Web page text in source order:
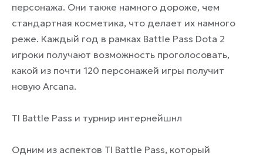
персонажа. Они также намного дороже, чем
стандартная косметика, что делает их намного
реже. Каждый год в рамках Battle Pass Dota 2
игроки получают возможность проголосовать,
какой из почти 120 персонажей игры получит
новую Arcana.
TI Battle Pass и турнир интернейшнл
Одним из аспектов TI Battle Pass, который